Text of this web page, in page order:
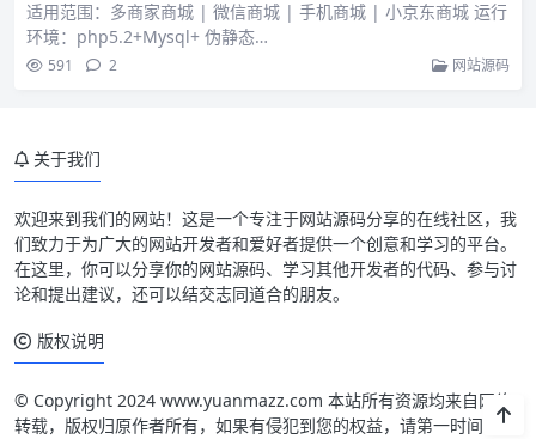
适用范围：多商家商城 | 微信商城 | 手机商城 | 小京东商城 运行
环境：php5.2+Mysql+ 伪静态…
591 2 网站源码
关于我们
欢迎来到我们的网站！这是一个专注于网站源码分享的在线社区，我
们致力于为广大的网站开发者和爱好者提供一个创意和学习的平台。
在这里，你可以分享你的网站源码、学习其他开发者的代码、参与讨
论和提出建议，还可以结交志同道合的朋友。
版权说明
© Copyright 2024 www.yuanmazz.com 本站所有资源均来自网络
转载，版权归原作者所有，如果有侵犯到您的权益，请第一时间联系